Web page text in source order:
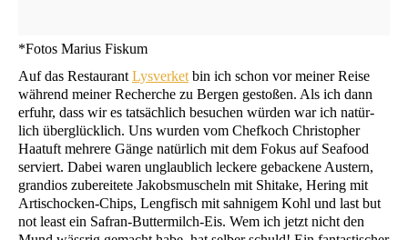
*Fotos Mari­us Fiskum
Auf das Restau­rant Lys­ver­ket bin ich schon vor mei­ner Rei­se
wäh­rend mei­ner Recher­che zu Ber­gen gesto­ßen. Als ich dann
erfuhr, dass wir es tat­säch­lich besu­chen wür­den war ich natür­
lich über­glück­lich. Uns wur­den vom Chef­koch Chris­to­pher
Haatuft meh­re­re Gän­ge natür­lich mit dem Fokus auf Sea­food
ser­viert. Dabei waren unglaub­lich lecke­re geba­cke­ne Aus­tern,
gran­di­os zube­rei­te­te Jakobs­mu­scheln mit Shi­ta­ke, Hering mit
Arti­scho­cken-Chips, Leng­fisch mit sah­ni­gem Kohl und last but
not least ein Safran-But­ter­milch-Eis. Wem ich jetzt nicht den